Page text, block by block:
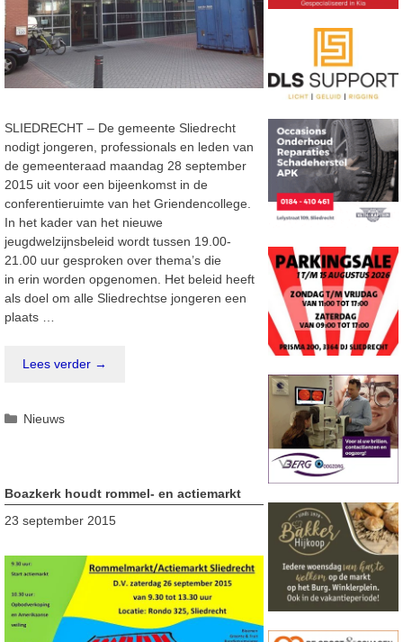
SLIEDRECHT – De gemeente Sliedrecht
nodigt jongeren, professionals en leden van
de gemeenteraad maandag 28 september
2015 uit voor een bijeenkomst in de
conferentieruimte van het Griendencollege.
In het kader van het nieuwe
jeugdwelzijnsbeleid wordt tussen 19.00-
21.00 uur gesproken over thema’s die
in erin worden opgenomen. Het beleid heeft
als doel om alle Sliedrechtse jongeren een
plaats …
Lees verder →
Categorieën
Nieuws
Boazkerk houdt rommel- en actiemarkt
23 september 2015